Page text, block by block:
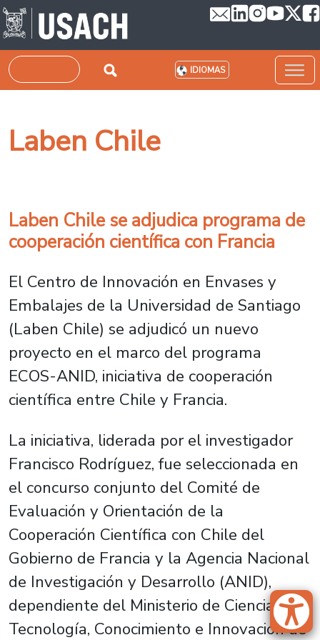
Pasar al contenido principal
Buscar IDIOMAS
Laben Chile
Laben Chile se adjudica programa de
cooperación científica con Francia
El Centro de Innovación en Envases y
Embalajes de la Universidad de Santiago
(Laben Chile) se adjudicó un nuevo
proyecto en el marco del programa
ECOS-ANID, iniciativa de cooperación
científica entre Chile y Francia.
La iniciativa, liderada por el investigador
Francisco Rodríguez, fue seleccionada en
el concurso conjunto del Comité de
Evaluación y Orientación de la
Cooperación Científica con Chile del
Gobierno de Francia y la Agencia Nacional
de Investigación y Desarrollo (ANID),
dependiente del Ministerio de Ciencia,
Tecnología, Conocimiento e Innovación de